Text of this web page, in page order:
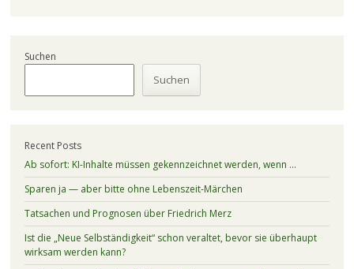
Suchen
Suchen
Recent Posts
Ab sofort: KI-Inhalte müssen gekennzeichnet werden, wenn …
Sparen ja — aber bitte ohne Lebenszeit-Märchen
Tatsachen und Prognosen über Friedrich Merz
Ist die „Neue Selbständigkeit“ schon veraltet, bevor sie überhaupt
wirksam werden kann?